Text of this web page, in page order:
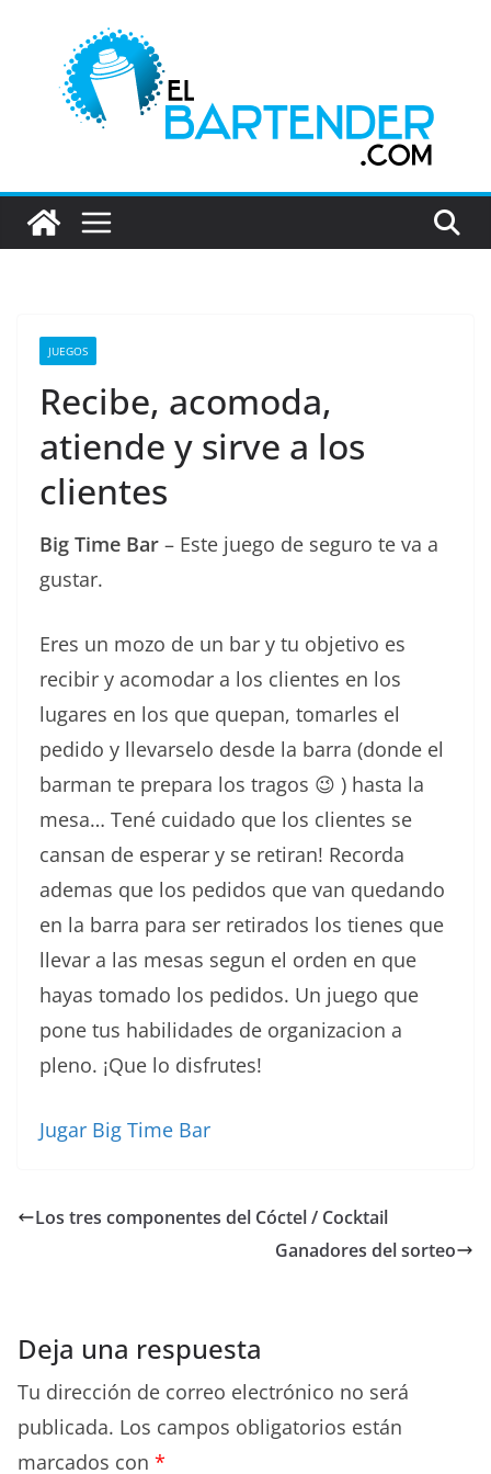
contenido
JUEGOS
Recibe, acomoda,
atiende y sirve a los
clientes
Big Time Bar – Este juego de seguro te va a
gustar.
Eres un mozo de un bar y tu objetivo es
recibir y acomodar a los clientes en los
lugares en los que quepan, tomarles el
pedido y llevarselo desde la barra (donde el
barman te prepara los tragos 😉 ) hasta la
mesa… Tené cuidado que los clientes se
cansan de esperar y se retiran! Recorda
ademas que los pedidos que van quedando
en la barra para ser retirados los tienes que
llevar a las mesas segun el orden en que
hayas tomado los pedidos. Un juego que
pone tus habilidades de organizacion a
pleno. ¡Que lo disfrutes!
Jugar Big Time Bar
Los tres componentes del Cóctel / Cocktail
Ganadores del sorteo
Deja una respuesta
Tu dirección de correo electrónico no será
publicada. Los campos obligatorios están
marcados con *